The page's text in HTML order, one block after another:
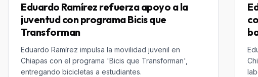
Eduardo Ramírez refuerza apoyo a la
juventud con programa Bicis que
Transforman
Eduardo Ramírez impulsa la movilidad juvenil en
Chiapas con el programa 'Bicis que Transforman',
entregando bicicletas a estudiantes.